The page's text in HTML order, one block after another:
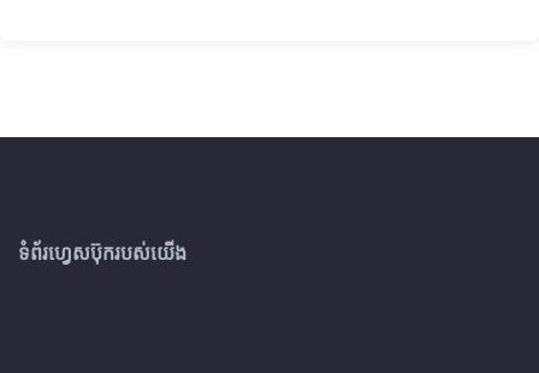
ទំព័រហ្វេសប៊ុករបស់យើង